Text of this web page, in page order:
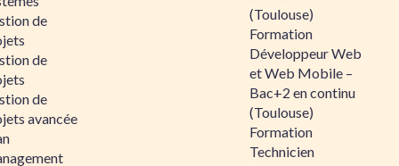
de
de
de
avancée
(Toulouse)
Formation
Développeur Web
et Web Mobile –
Bac+2 en continu
(Toulouse)
Formation
Technicien